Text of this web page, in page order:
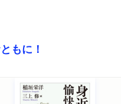
もに！